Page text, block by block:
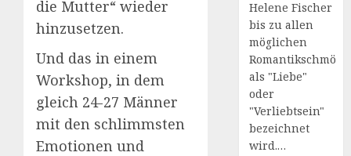
die Mutter“ wieder
hinzusetzen.
Und das in einem
Workshop, in dem
gleich 24-27 Männer
mit den schlimmsten
Emotionen und
Helene Fischer
bis zu allen
möglichen
als "Liebe"
oder
"Verliebtsein"
bezeichnet
wird.…